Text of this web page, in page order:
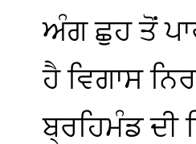
ਅੰਗ ਛੁਹ ਤੋਂ
ਹੈ ਵਿਗਾਸ
ਬ੍ਰਹਿਮੰਡ ਦੀ